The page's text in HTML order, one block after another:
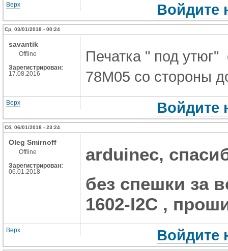
Верх Войдите
Ср, 03/01/2018 - 00:24
savantik
Offline
Зарегистрирован:
17.08.2016
Печатка " под утюг"
78M05 со стороны
Верх Войдите
Сб, 06/01/2018 - 23:24
Oleg Smirnoff
Offline
Зарегистрирован:
06.01.2018
arduinec,
без спешки за
1602-I2C ,
Верх Войдите